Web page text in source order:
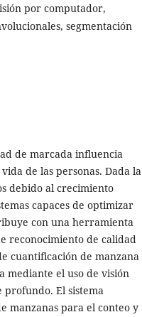
por computador,
segmentación
de marcada influencia
de las personas. Dada la
debido al crecimiento
capaces de optimizar
con una herramienta
reconocimiento de calidad
cuantificación de manzana
mediante el uso de visión
El sistema
manzanas para el conteo y